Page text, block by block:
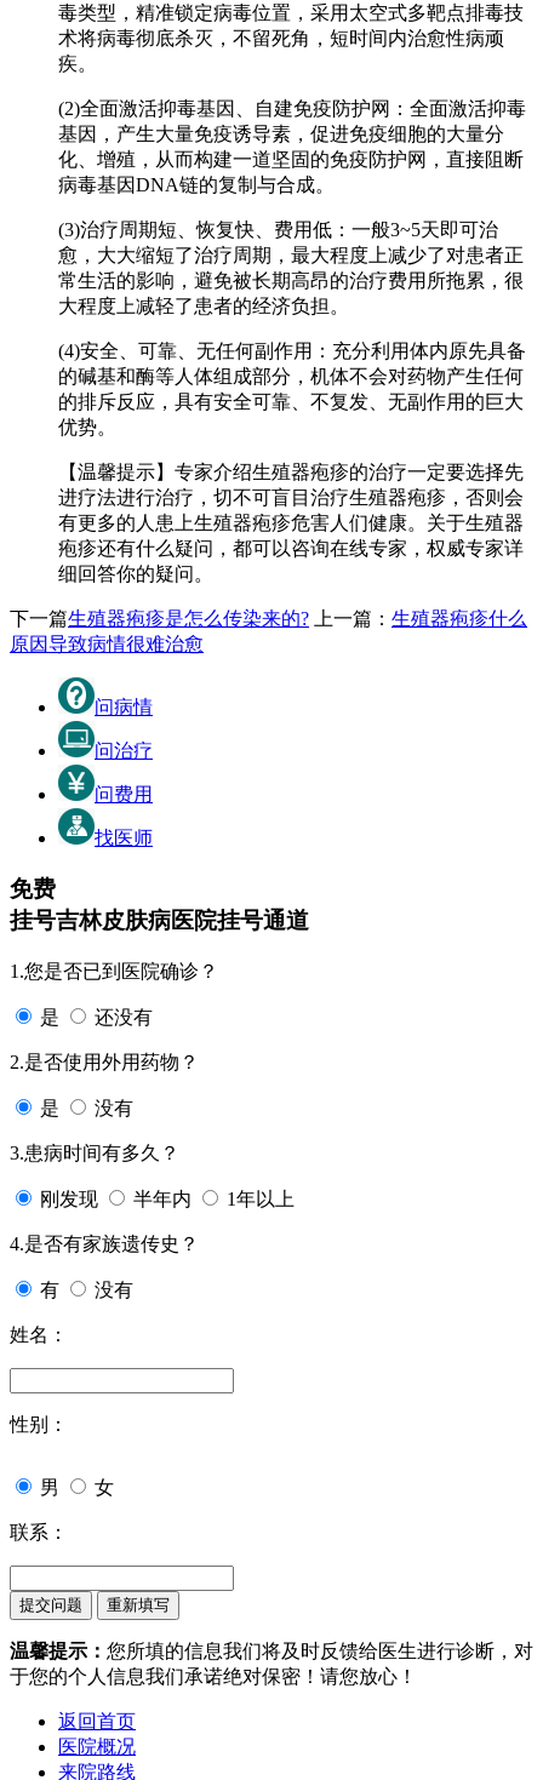
毒类型，精准锁定病毒位置，采用太空式多靶点排毒技
术将病毒彻底杀灭，不留死角，短时间内治愈性病顽
疾。
(2)全面激活抑毒基因、自建免疫防护网：全面激活抑毒
基因，产生大量免疫诱导素，促进免疫细胞的大量分
化、增殖，从而构建一道坚固的免疫防护网，直接阻断
病毒基因DNA链的复制与合成。
(3)治疗周期短、恢复快、费用低：一般3~5天即可治
愈，大大缩短了治疗周期，最大程度上减少了对患者正
常生活的影响，避免被长期高昂的治疗费用所拖累，很
大程度上减轻了患者的经济负担。
(4)安全、可靠、无任何副作用：充分利用体内原先具备
的碱基和酶等人体组成部分，机体不会对药物产生任何
的排斥反应，具有安全可靠、不复发、无副作用的巨大
优势。
【温馨提示】专家介绍生殖器疱疹的治疗一定要选择先
进疗法进行治疗，切不可盲目治疗生殖器疱疹，否则会
有更多的人患上生殖器疱疹危害人们健康。关于生殖器
疱疹还有什么疑问，都可以咨询在线专家，权威专家详
细回答你的疑问。
下一篇生殖器疱疹是怎么传染来的? 上一篇： 生殖器疱疹什么
原因导致病情很难治愈
问病情
问治疗
问费用
找医师
免费
挂号吉林皮肤病医院挂号通道
1.您是否已到医院确诊？
是 还没有
2.是否使用外用药物？
是 没有
3.患病时间有多久？
刚发现 半年内 1年以上
4.是否有家族遗传史？
有 没有
姓名：
性别：
男 女
联系：
温馨提示： 您所填的信息我们将及时反馈给医生进行诊断，对
于您的个人信息我们承诺绝对保密！请您放心！
返回首页
医院概况
来院路线